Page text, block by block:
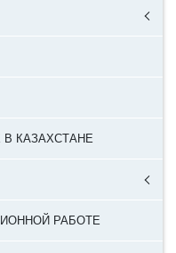
КАЗАХСТАНЕ
РАБОТЕ